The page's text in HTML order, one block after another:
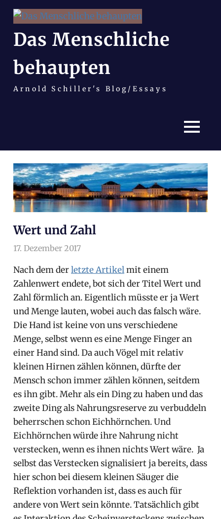
Inhalt
springen
Das Menschliche
behaupten
Arnold Schiller's Blog/Essays
MENÜ
Wert und Zahl
17. Dezember 2017
Nach dem derletzte Artikelmit einem
Zahlenwert endete, bot sich der Titel Wert und
Zahl förmlich an. Eigentlich müsste er ja Wert
und Menge lauten, wobei auch das falsch wäre.
Die Hand ist keine von uns verschiedene
Menge, selbst wenn es eine Menge Finger an
einer Hand sind. Da auch Vögel mit relativ
kleinen Hirnen zählen können, dürfte der
Mensch schon immer zählen können, seitdem
es ihn gibt. Mehr als ein Ding zu haben und das
zweite Ding als Nahrungsreserve zu verbuddeln
beherrschen schon Eichhörnchen. Und
Eichhörnchen würde ihre Nahrung nicht
verstecken, wenn es ihnen nichts Wert wäre. Ja
selbst das Verstecken signalisiert ja bereits, dass
hier schon bei diesem kleinen Säuger die
Reflektion vorhanden ist, dass es auch für
andere von Wert sein könnte. Tatsächlich gibt